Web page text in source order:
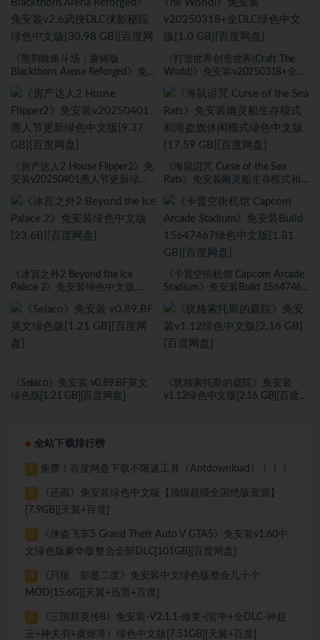
《黑荆棘角斗场：重铸版
Blackthorn Arena Reforged》免
文版[30.98 GB][百度网盘]
《打造世界创造世界(Craft The
World)》免安装v20250318+全
盘]
《房产达人2 House Flipper2》免
安装v20250401愚人节更新绿色
《海鼠诅咒 Curse of the Sea
Rats》免安装幽灵船生存模式和
GB][百度网盘]
《冰宫之外2 Beyond the Ice
Palace 2》免安装绿色中文版
《卡普空街机馆 Capcom Arcade
Stadium》免安装Build 15647467
《Selaco》免安装 v0.89.BF英文
绿色版[1.21 GB][百度网盘]
《犹格索托斯的庭院》免安装
v1.12绿色中文版[2.16 GB][百度网
全站下载排行榜
1 免费！百度网盘下载不限速工具（Antdownload）！！！
2
《还愿》免安装绿色中文版【顶级超级全国绝版资源】
[7.9GB][天翼+百度]
3
《侠盗飞车5 Grand Theft Auto V GTA5》免安装v1.60中
文绿色版豪华版整合全部DLC[101GB][百度网盘]
4
《只狼：影逝二度》免安装中文绿色版整合几十个
MOD[15.6G][天翼+迅雷+百度]
5
《三国群英传8》免安装-V2.1.1-修复-(官中+全DLC-神赵
云+神关羽+虞姬等）绿色中文版[7.51GB][天翼+百度]